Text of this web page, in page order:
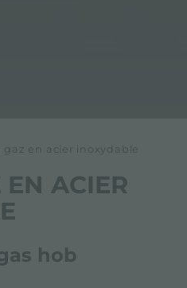
gaz en acier inoxydable
ACIER
hob